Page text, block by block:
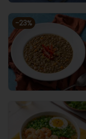
-23%